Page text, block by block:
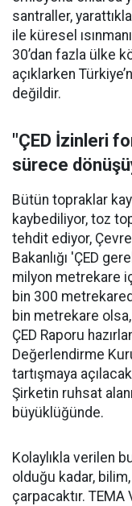
santraller,
ile küresel
30’dan fazla ülke
açıklarken
değildir.
"ÇED İzinleri
sürece
Bütün topraklar
kaybediliyor, toz
tehdit ediyor,
Bakanlığı 'ÇED
milyon metrekare
bin 300
bin metrekare
ÇED Raporu
Değerlendirme
tartışmaya
Şirketin ruhsat
büyüklüğünde.
Kolaylıkla verilen
olduğu kadar,
çarpacaktır.